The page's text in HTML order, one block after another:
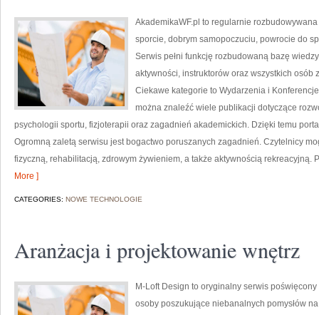
AkademikaWF.pl to regularnie
sporcie, dobrym samopoczuciu, powrocie do
Serwis pełni funkcję rozbudowaną bazę
aktywności, instruktorów oraz wszystkich osób
Ciekawe kategorie to Wydarzenia i
można znaleźć wiele publikacji dotyczące
psychologii sportu, fizjoterapii oraz zagadnień akademickich. Dzięki temu
Ogromną zaletą serwisu jest bogactwo poruszanych zagadnień. Czytelnicy
fizyczną, rehabilitacją, zdrowym żywieniem, a także aktywnością rekreacyjną.
More ]
CATEGORIES: NOWE TECHNOLOGIE
Aranżacja i projektowanie wnętrz
M-Loft Design to oryginalny serwis
osoby poszukujące niebanalnych pomysłów